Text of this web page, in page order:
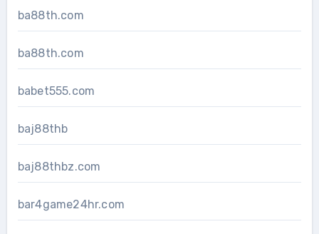
ba88th.com
ba88th.com
babet555.com
baj88thb
baj88thbz.com
bar4game24hr.com